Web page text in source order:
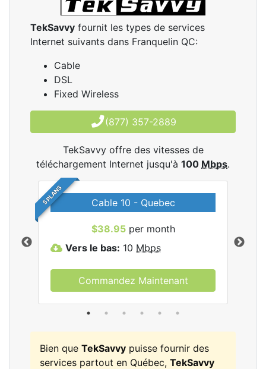
TekSavvy fournit les types de services
Internet suivants dans Franquelin QC:
Cable
DSL
Fixed Wireless
(877) 357-2889
TekSavvy offre des vitesses de
téléchargement Internet jusqu'à 100 Mbps.
5 PLANS Cable 10 - Quebec
$38.95per month
Vers le bas: 10 Mbps
Commandez Maintenant
Bien que TekSavvy puisse fournir des
services partout en Québec, TekSavvy